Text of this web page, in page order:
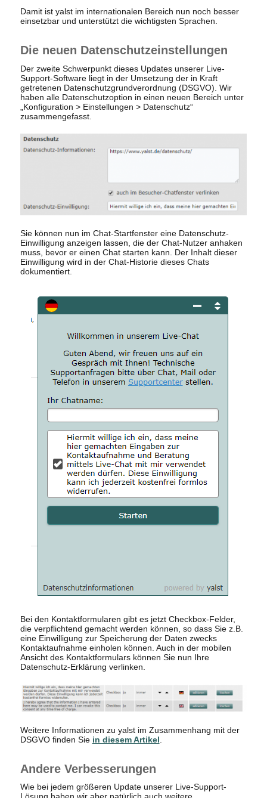
Damit ist yalst im internationalen Bereich nun noch besser
einsetzbar und unterstützt die wichtigsten Sprachen.
Die neuen Datenschutzeinstellungen
Der zweite Schwerpunkt dieses Updates unserer Live-
Support-Software liegt in der Umsetzung der in Kraft
getretenen Datenschutzgrundverordnung (DSGVO). Wir
haben alle Datenschutzoption in einen neuen Bereich unter
„Konfiguration > Einstellungen > Datenschutz“
zusammengefasst.
Sie können nun im Chat-Startfenster eine Datenschutz-
Einwilligung anzeigen lassen, die der Chat-Nutzer anhaken
muss, bevor er einen Chat starten kann. Der Inhalt dieser
Einwilligung wird in der Chat-Historie dieses Chats
dokumentiert.
Bei den Kontaktformularen gibt es jetzt Checkbox-Felder,
die verpflichtend gemacht werden können, so dass Sie z.B.
eine Einwilligung zur Speicherung der Daten zwecks
Kontaktaufnahme einholen können. Auch in der mobilen
Ansicht des Kontaktformulars können Sie nun Ihre
Datenschutz-Erklärung verlinken.
Weitere Informationen zu yalst im Zusammenhang mit der
DSGVO finden Sie in diesem Artikel
Andere Verbesserungen
Wie bei jedem größeren Update unserer Live-Support-